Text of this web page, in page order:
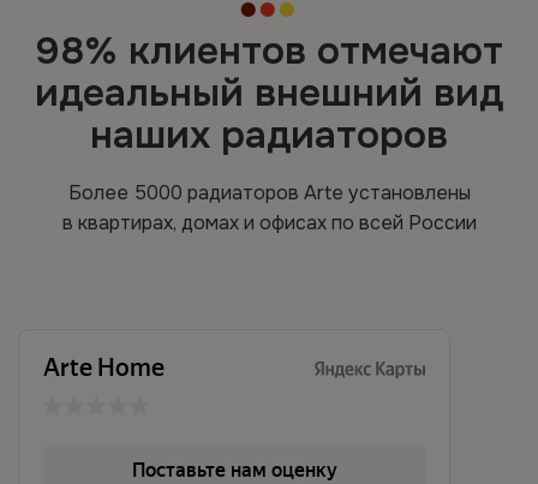
98% клиентов отмечают
идеальный внешний вид
наших радиаторов
Более 5000 радиаторов Arte установлены
в квартирах, домах и офисах по всей России